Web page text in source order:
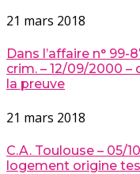
21 mars 2018
Dans l’affaire n° 99-
crim. – 12/09/2000
la preuve
21 mars 2018
C.A. Toulouse – 05/
logement origine